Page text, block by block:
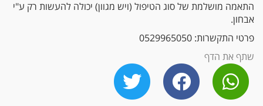
התאמה מושלמת של סוג הטיפול (ויש מגוון) יכולה להעשות רק ע"י
אבחון.
פרטי התקשרות: 0529965050
שתף את הדף